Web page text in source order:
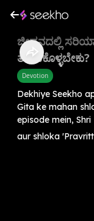
ಜೀವನದಲ್ಲಿ
ತೆಗೆದುಕೊಳ್ಳಬೇಕು?
Devotion
Dekhiye Seekho
Gita ke mahan
episode mein,
aur shloka